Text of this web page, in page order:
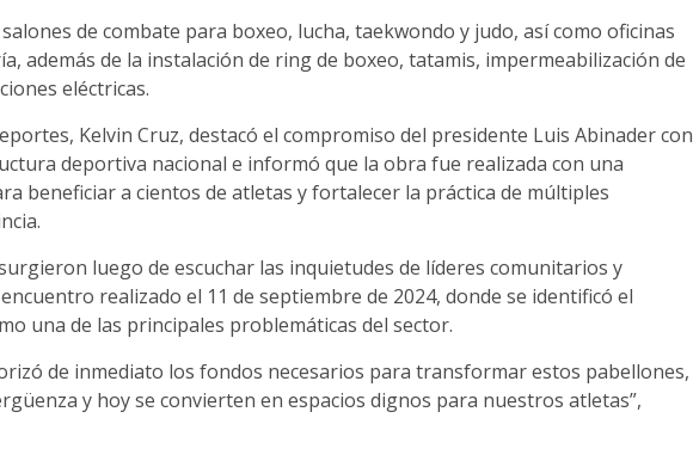
de combate para boxeo, lucha, taekwondo y judo, así como oficinas
además de la instalación de ring de boxeo, tatamis, impermeabilización de
eléctricas.
Kelvin Cruz, destacó el compromiso del presidente Luis Abinader con
deportiva nacional e informó que la obra fue realizada con una
beneficiar a cientos de atletas y fortalecer la práctica de múltiples
luego de escuchar las inquietudes de líderes comunitarios y
realizado el 11 de septiembre de 2024, donde se identificó el
una de las principales problemáticas del sector.
de inmediato los fondos necesarios para transformar estos pabellones,
y hoy se convierten en espacios dignos para nuestros atletas”,